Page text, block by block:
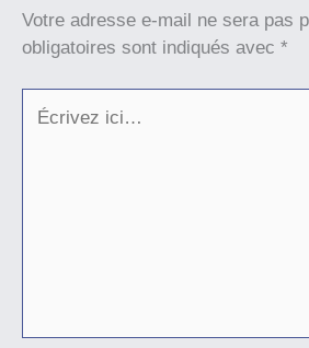
Votre adresse e-mail ne sera pas
obligatoires sont indiqués avec *
ici…